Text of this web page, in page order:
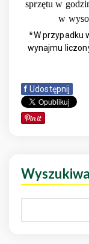
sprzętu w
w
*W przypadku
wynajmu
f Udostępnij